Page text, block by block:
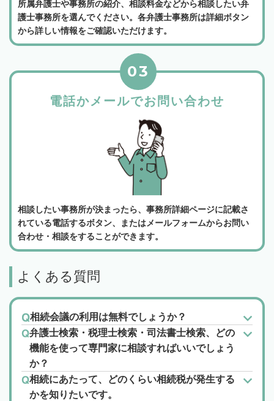
所属弁護士や事務所の紹介、相談料金などから相談したい弁
護士事務所を選んでください。各弁護士事務所は詳細ボタン
から詳しい情報をご確認いただけます。
電話かメールでお問い合わせ
03
相談したい事務所が決まったら、事務所詳細ページに記載さ
れている電話するボタン、またはメールフォームからお問い
合わせ・相談をすることができます。
よくある質問
相続会議の利用は無料でしょうか？
弁護士検索・税理士検索・司法書士検索、どの
機能を使って専門家に相談すればいいでしょう
か？
相続にあたって、どのくらい相続税が発生する
かを知りたいです。